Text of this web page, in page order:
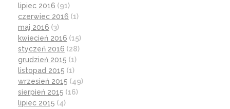
lipiec 2016 (91)
czerwiec 2016 (1)
maj 2016 (3)
kwiecień 2016 (15)
styczeń 2016 (28)
grudzień 2015 (1)
listopad 2015 (1)
wrzesień 2015 (49)
sierpień 2015 (16)
lipiec 2015 (4)